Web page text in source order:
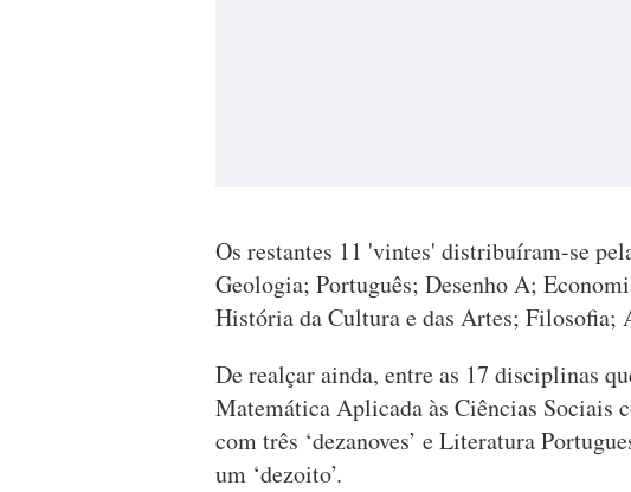
Os restantes 11 'vintes' distribuíram-se
Geologia; Português; Desenho A;
História da Cultura e das Artes; Filosofia;
De realçar ainda, entre as 17 disciplinas
Matemática Aplicada às Ciências Sociais
com três ‘dezanoves’ e Literatura
um ‘dezoito’.